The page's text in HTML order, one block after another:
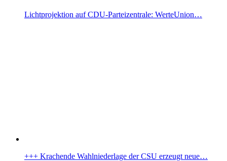
Lichtprojektion auf CDU-Parteizentrale: WerteUnion…
+++ Krachende Wahlniederlage der CSU erzeugt neue…